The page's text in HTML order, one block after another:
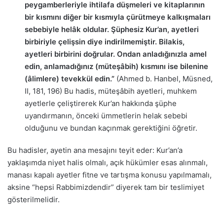
peygamberleriyle ihtilafa düşmeleri ve kitaplarının
bir kısmını diğer bir kısmıyla çürütmeye kalkışmaları
sebebiyle helâk oldular. Şüphesiz Kur’an, ayetleri
birbiriyle çelişsin diye indirilmemiştir. Bilakis,
ayetleri birbirini doğrular. Ondan anladığınızla amel
edin, anlamadığınız (müteşâbih) kısmını ise bilenine
(âlimlere) tevekkül edin.” (Ahmed b. Hanbel, Müsned,
II, 181, 196) Bu hadis, müteşâbih ayetleri, muhkem
ayetlerle çeliştirerek Kur’an hakkında şüphe
uyandırmanın, önceki ümmetlerin helak sebebi
olduğunu ve bundan kaçınmak gerektiğini öğretir.
Bu hadisler, ayetin ana mesajını teyit eder: Kur’an’a
yaklaşımda niyet halis olmalı, açık hükümler esas alınmalı,
manası kapalı ayetler fitne ve tartışma konusu yapılmamalı,
aksine “hepsi Rabbimizdendir” diyerek tam bir teslimiyet
gösterilmelidir.